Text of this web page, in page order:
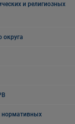
и религиозных
округа
нормативных